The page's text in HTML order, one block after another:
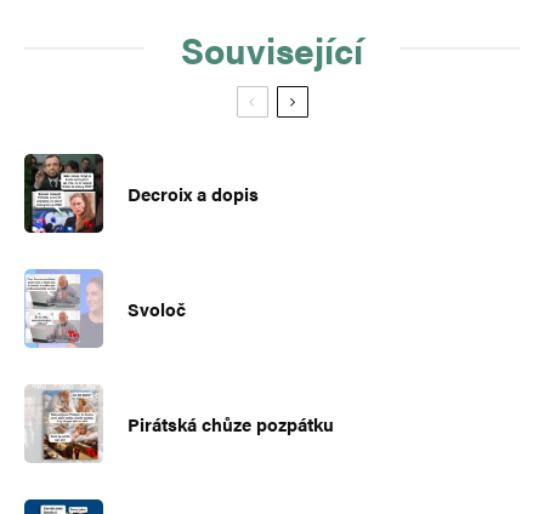
Související
Decroix a dopis
Svoloč
Pirátská chůze pozpátku